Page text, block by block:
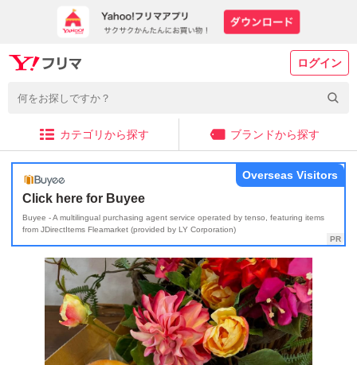
ログイン
カテゴリから探す ブランドから探す
Click here for Buyee
Buyee - A multilingual purchasing agent service operated by tenso, featuring items
from JDirectItems Fleamarket (provided by LY Corporation)
Overseas Visitors